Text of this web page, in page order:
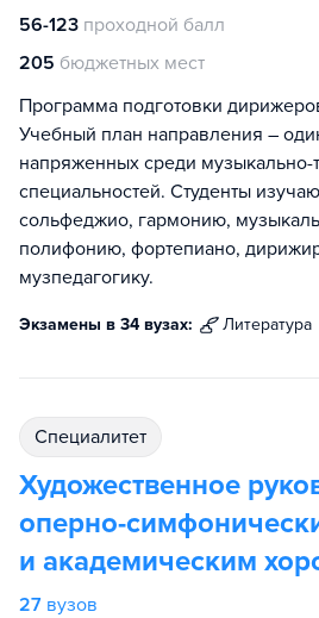
56-123 проходной балл
205 бюджетных мест
Программа подготовки
Учебный план направления –
напряженных среди музыкально-
специальностей. Студенты
сольфеджио, гармонию,
полифонию, фортепиано,
музпедагогику.
Экзамены в 34 вузах: литература
специалитет
Художественное
оперно-
и академическим
27 вузов